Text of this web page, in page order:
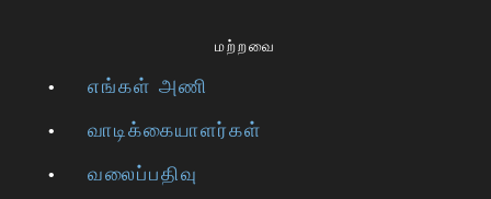
மற்றவை
எங்கள் அணி
வாடிக்கையாளர்கள்
வலைப்பதிவு